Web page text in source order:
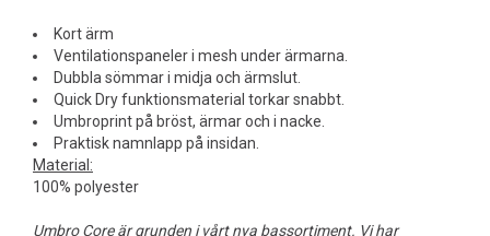
Kort ärm
Ventilationspaneler i mesh under ärmarna.
Dubbla sömmar i midja och ärmslut.
Quick Dry funktionsmaterial torkar snabbt.
Umbroprint på bröst, ärmar och i nacke.
Praktisk namnlapp på insidan.
Material:
100% polyester
Umbro Core är grunden i vårt nya bassortiment. Vi har